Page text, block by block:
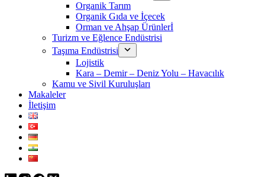
Organik Tarım
Organik Gıda ve İçecek
Orman ve Ahşap Ürünlerİ
Turizm ve Eğlence Endüstrisi
Taşıma Endüstrisi
Lojistik
Kara – Demir – Deniz Yolu – Havacılık
Kamu ve Sivil Kuruluşları
Makaleler
İletişim